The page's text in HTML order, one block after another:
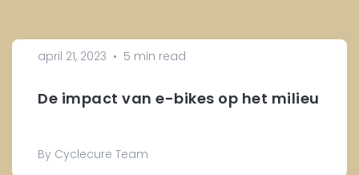
april 21, 2023 • 5 min read
De impact van e-bikes op het milieu
By Cyclecure Team